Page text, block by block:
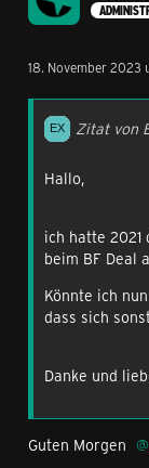
18. November 2023
Zitat von
Hallo,
ich hatte 2021
beim BF Deal
Könnte ich
dass sich
Danke und
Guten Morgen